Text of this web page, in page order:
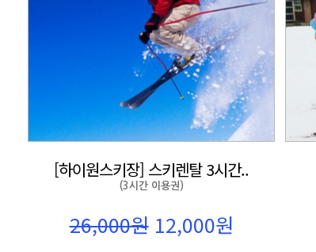
[하이원스키장] 스키렌탈 3시간..
(3시간 이용권)
26,000원 12,000원